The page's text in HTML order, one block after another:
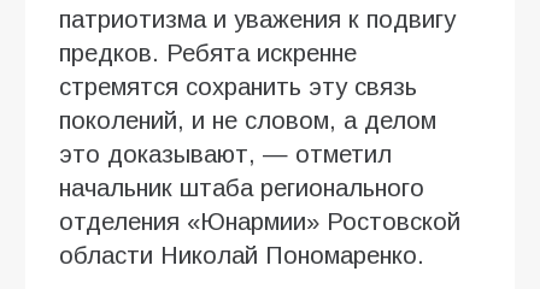
патриотизма и уважения к подвигу
предков. Ребята искренне
стремятся сохранить эту связь
поколений, и не словом, а делом
это доказывают, — отметил
начальник штаба регионального
отделения «Юнармии» Ростовской
области Николай Пономаренко.